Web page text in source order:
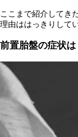
ここまで紹介してき
理由ははっきりして
前置胎盤の症状は